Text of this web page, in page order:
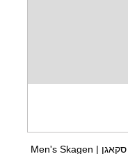
נעלי סניקר ופעילות ימית סקאגן | Men's Skagen